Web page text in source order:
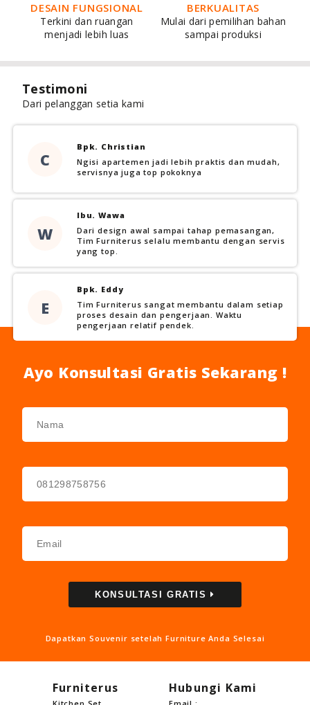
DESAIN FUNGSIONAL
Terkini dan ruangan
menjadi lebih luas
BERKUALITAS
Mulai dari pemilihan bahan
sampai produksi
Testimoni
Dari pelanggan setia kami
C
Bpk. Christian
Ngisi apartemen jadi lebih praktis dan mudah,
servisnya juga top pokoknya
W
Ibu. Wawa
Dari design awal sampai tahap pemasangan,
Tim Furniterus selalu membantu dengan servis
yang top.
E
Bpk. Eddy
Tim Furniterus sangat membantu dalam setiap
proses desain dan pengerjaan. Waktu
pengerjaan relatif pendek.
Ayo Konsultasi Gratis Sekarang !
KONSULTASI GRATIS
Dapatkan Souvenir setelah Furniture Anda Selesai
Furniterus Hubungi Kami